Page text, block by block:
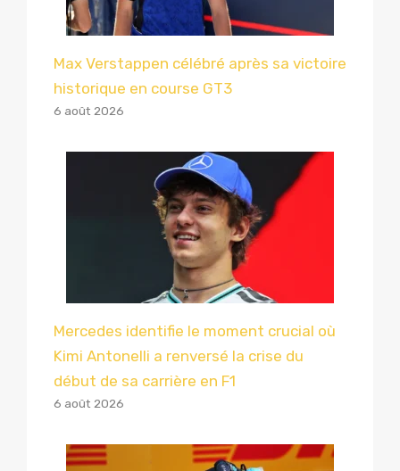
Max Verstappen célébré après sa victoire
historique en course GT3
6 août 2026
Mercedes identifie le moment crucial où
Kimi Antonelli a renversé la crise du
début de sa carrière en F1
6 août 2026